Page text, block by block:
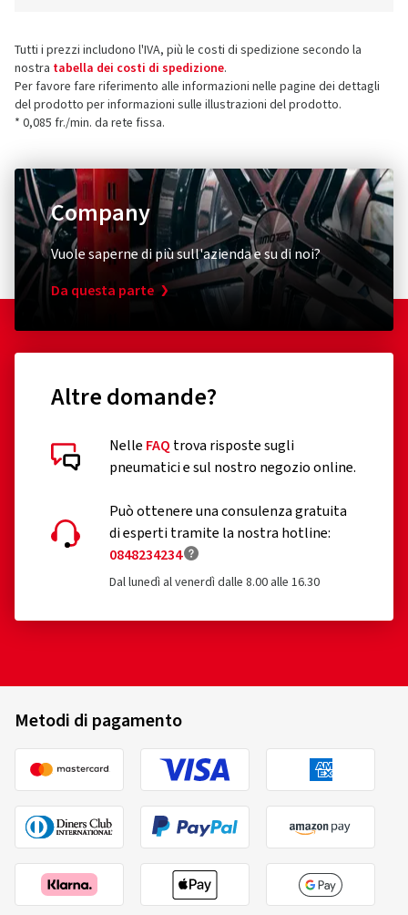
Tutti i prezzi includono l'IVA, più le costi di spedizione secondo la
nostra tabella dei costi di spedizione.
Per favore fare riferimento alle informazioni nelle pagine dei dettagli
del prodotto per informazioni sulle illustrazioni del prodotto.
* 0,085 fr./min. da rete fissa.
Company
Vuole saperne di più sull'azienda e su di noi?
Da questa parte
Altre domande?
Nelle FAQ trova risposte sugli
pneumatici e sul nostro negozio online.
Può ottenere una consulenza gratuita
di esperti tramite la nostra hotline:
0848234234
Dal lunedì al venerdì dalle 8.00 alle 16.30
Metodi di pagamento